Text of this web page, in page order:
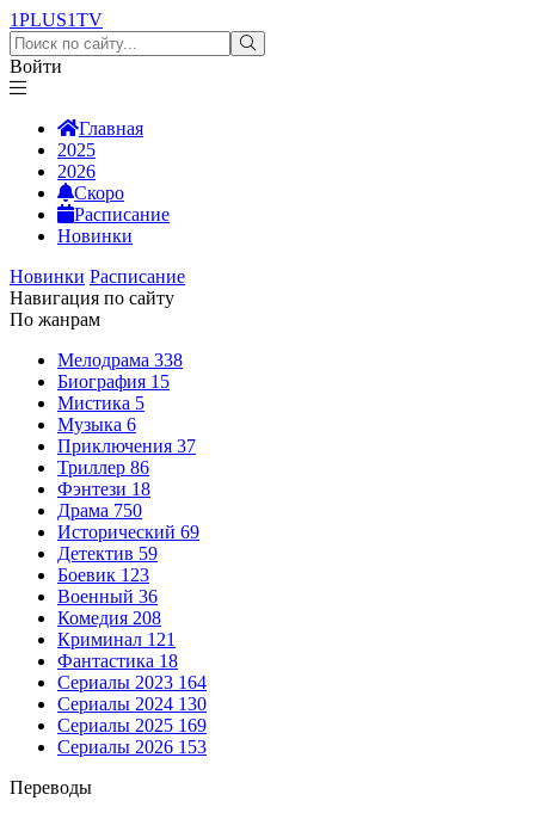
1PLUS1TV
Войти
Главная
2025
2026
Скоро
Расписание
Новинки
Новинки Расписание
Навигация по сайту
По жанрам
Мелодрама 338
Биография 15
Мистика 5
Музыка 6
Приключения 37
Триллер 86
Фэнтези 18
Драма 750
Исторический 69
Детектив 59
Боевик 123
Военный 36
Комедия 208
Криминал 121
Фантастика 18
Сериалы 2023 164
Сериалы 2024 130
Сериалы 2025 169
Сериалы 2026 153
Переводы